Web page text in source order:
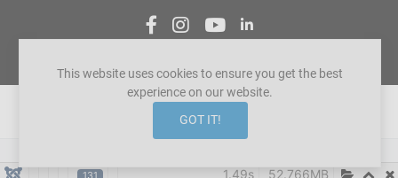
FACEBOOK SOCIAL LINK
INSTAGRAM SOCIAL LINK
YOUTUBE SOCIAL LINK
LINKEDIN SOCIAL LINK
This website uses cookies to ensure you get the best
experience on our website.
GOT IT!
131 52.766MB
1.49s